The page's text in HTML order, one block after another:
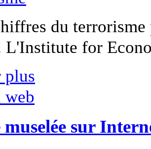
du
L'Institute for
plus
web
sur